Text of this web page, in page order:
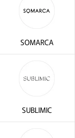
SOMARCA
SUBLIMIC